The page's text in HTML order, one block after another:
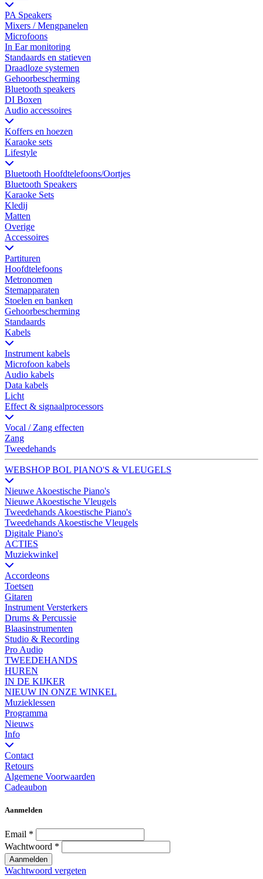
PA Speakers
Mixers / Mengpanelen
Microfoons
In Ear monitoring
Standaards en statieven
Draadloze systemen
Gehoorbescherming
Bluetooth speakers
DI Boxen
Audio accessoires
Koffers en hoezen
Karaoke sets
Lifestyle
Bluetooth Hoofdtelefoons/Oortjes
Bluetooth Speakers
Karaoke Sets
Kledij
Matten
Overige
Accessoires
Partituren
Hoofdtelefoons
Metronomen
Stemapparaten
Stoelen en banken
Gehoorbescherming
Standaards
Kabels
Instrument kabels
Microfoon kabels
Audio kabels
Data kabels
Licht
Effect & signaalprocessors
Vocal / Zang effecten
Zang
Tweedehands
WEBSHOP BOL PIANO'S & VLEUGELS
Nieuwe Akoestische Piano's
Nieuwe Akoestische Vleugels
Tweedehands Akoestische Piano's
Tweedehands Akoestische Vleugels
Digitale Piano's
ACTIES
Muziekwinkel
Accordeons
Toetsen
Gitaren
Instrument Versterkers
Drums & Percussie
Blaasinstrumenten
Studio & Recording
Pro Audio
TWEEDEHANDS
HUREN
IN DE KIJKER
NIEUW IN ONZE WINKEL
Muzieklessen
Programma
Nieuws
Info
Contact
Retours
Algemene Voorwaarden
Cadeaubon
Aanmelden
Email *
Wachtwoord *
Aanmelden
Wachtwoord vergeten